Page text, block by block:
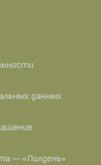
данных
— «Полдень»